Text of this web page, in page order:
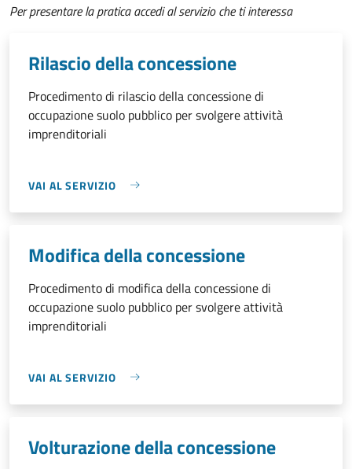
Per presentare la pratica accedi al servizio che ti interessa
Rilascio della concessione
Procedimento di rilascio della concessione di
occupazione suolo pubblico per svolgere attività
imprenditoriali
VAI AL SERVIZIO
Modifica della concessione
Procedimento di modifica della concessione di
occupazione suolo pubblico per svolgere attività
imprenditoriali
VAI AL SERVIZIO
Volturazione della concessione